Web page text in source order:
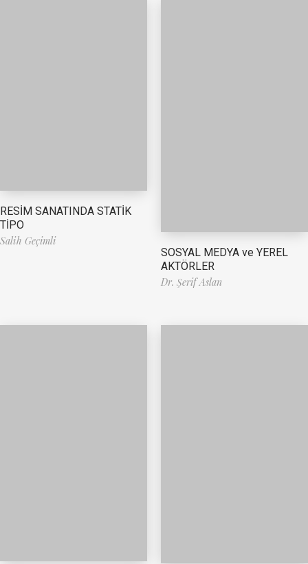
RESİM SANATINDA STATİK
TİPO
Salih Geçimli
SOSYAL MEDYA ve YEREL
AKTÖRLER
Dr. Şerif Aslan